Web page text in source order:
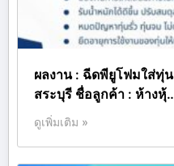
ผลงาน : ฉีดพียูโฟมใส่ทุ่
สระบุรี ชื่อลูกค้า : ห้างหุ้
ดูเพิ่มเติม »